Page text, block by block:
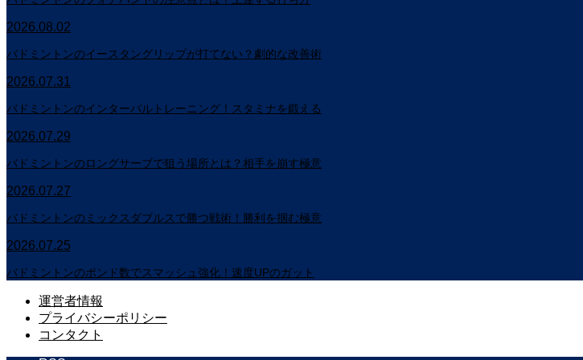
2026.08.02
バドミントンのイースタングリップが打てない？劇的な改善術
2026.07.31
バドミントンのインターバルトレーニング！スタミナを鍛える
2026.07.29
バドミントンのロングサーブで狙う場所とは？相手を崩す極意
2026.07.27
バドミントンのミックスダブルスで勝つ戦術！勝利を掴む極意
2026.07.25
バドミントンのポンド数でスマッシュ強化！速度UPのガット
運営者情報
プライバシーポリシー
コンタクト